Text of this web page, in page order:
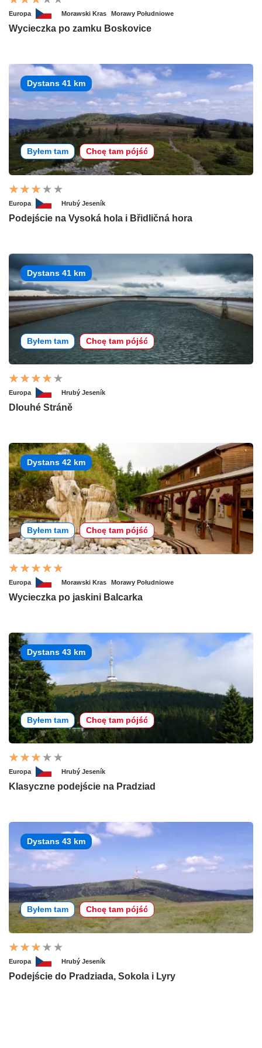
Europa Morawski Kras Morawy Południowe
Wycieczka po zamku Boskovice
Dystans 41 km
Byłem tam Chcę tam pójść
Europa Hrubý Jeseník
Podejście na Vysoká hola i Břidličná hora
Dystans 41 km
Byłem tam Chcę tam pójść
Europa Hrubý Jeseník
Dlouhé Stráně
Dystans 42 km
Byłem tam Chcę tam pójść
Europa Morawski Kras Morawy Południowe
Wycieczka po jaskini Balcarka
Dystans 43 km
Byłem tam Chcę tam pójść
Europa Hrubý Jeseník
Klasyczne podejście na Pradziad
Dystans 43 km
Byłem tam Chcę tam pójść
Europa Hrubý Jeseník
Podejście do Pradziada, Sokola i Lyry